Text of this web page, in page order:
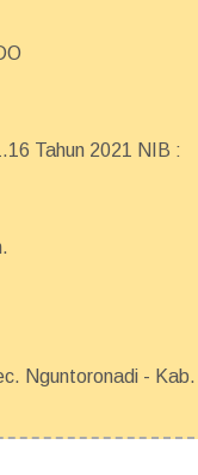
Tahun 2021 NIB :
Nguntoronadi -